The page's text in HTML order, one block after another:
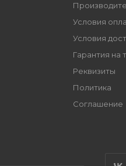
Условия
Условия
Гарантия на
Реквизиты
Политика
Соглашение